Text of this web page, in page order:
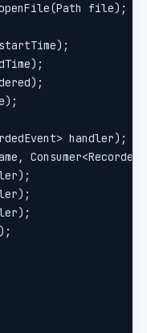
file);
handler);